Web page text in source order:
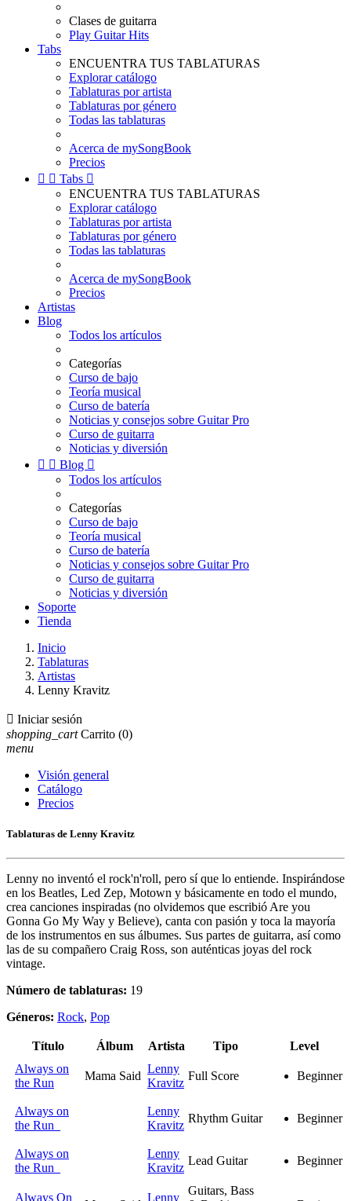
Clases de guitarra
Play Guitar Hits
Tabs
ENCUENTRA TUS TABLATURAS
Explorar catálogo
Tablaturas por artista
Tablaturas por género
Todas las tablaturas
Acerca de mySongBook
Precios
  Tabs 
ENCUENTRA TUS TABLATURAS
Explorar catálogo
Tablaturas por artista
Tablaturas por género
Todas las tablaturas
Acerca de mySongBook
Precios
Artistas
Blog
Todos los artículos
Categorías
Curso de bajo
Teoría musical
Curso de batería
Noticias y consejos sobre Guitar Pro
Curso de guitarra
Noticias y diversión
  Blog 
Todos los artículos
Categorías
Curso de bajo
Teoría musical
Curso de batería
Noticias y consejos sobre Guitar Pro
Curso de guitarra
Noticias y diversión
Soporte
Tienda
Inicio
Tablaturas
Artistas
Lenny Kravitz
 Iniciar sesión
shopping_cart Carrito (0)
menu
Visión general
Catálogo
Precios
Tablaturas de Lenny Kravitz
Lenny no inventó el rock'n'roll, pero sí que lo entiende. Inspirándose
en los Beatles, Led Zep, Motown y básicamente en todo el mundo,
crea canciones inspiradas (no olvidemos que escribió Are you
Gonna Go My Way y Believe), canta con pasión y toca la mayoría
de los instrumentos en sus álbumes. Sus partes de guitarra, así como
las de su compañero Craig Ross, son auténticas joyas del rock
vintage.
Número de tablaturas: 19
Géneros: Rock, Pop
Título Álbum Artista Tipo
Level
Always on
the Run
Mama Said
Lenny
Kravitz
Full Score Beginner
Always on
the Run
Lenny
Kravitz
Rhythm Guitar Beginner
Always on
the Run
Lenny
Kravitz
Lead Guitar Beginner
Always On Lenny
Guitars, Bass